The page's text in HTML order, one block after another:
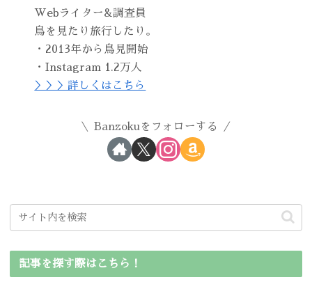
Webライター&調査員
鳥を見たり旅行したり。
・2013年から鳥見開始
・Instagram 1.2万人
＞＞＞詳しくはこちら
Banzokuをフォローする
記事を探す際はこちら！